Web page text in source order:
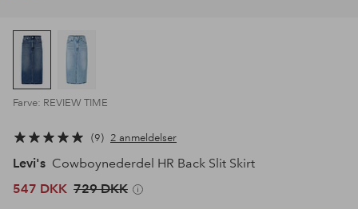
Farve: REVIEW TIME
9 2 anmeldelser
Levi's Cowboynederdel HR Back Slit Skirt
547 DKK 729 DKK